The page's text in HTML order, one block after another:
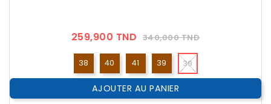
259,900 TND Prix
Public
340,000 TNDPrix
38 40 41 39 39
AJOUTER AU PANIER